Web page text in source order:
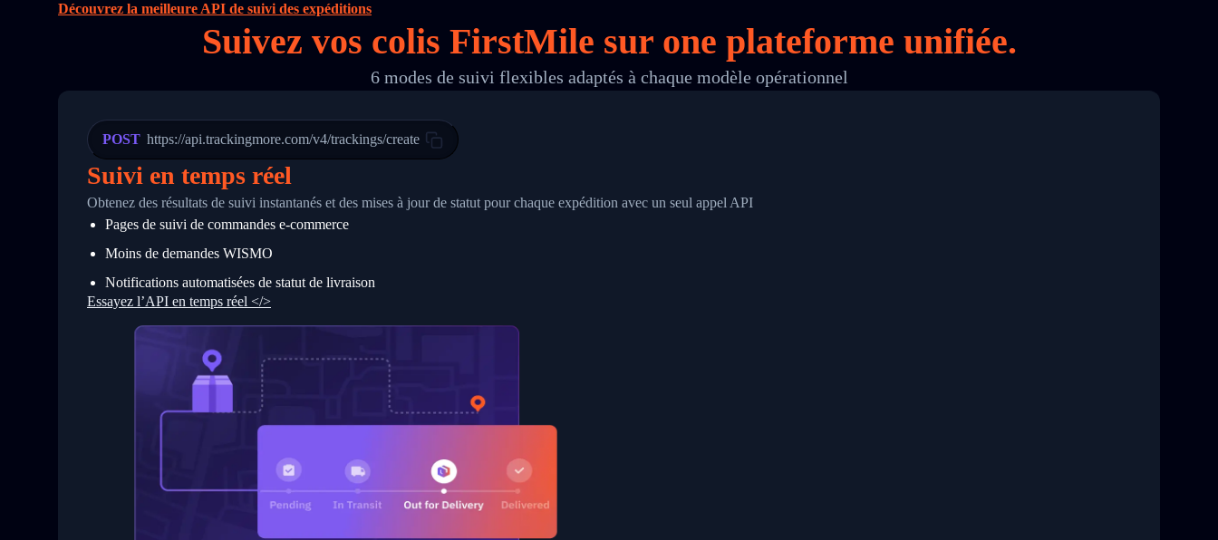
16
24
25
26
27
28
29
31
32
34
        "itemTimeLength": 2,
        "weblink": "",
        "phone": null,
            "Details": "Departed Facility in HONG KONG-HONG KONG, HONG KONG-HONG KONG,2017-03-08 04:22:00"
          },
          {
            "Date": "2017-03-06 15:28:00",
            "StatusDescription": "Shipment picked up",
            "Details": "BEIJING-CHINA,PEOPLES REPUBLIC"
          }
      }
    ]
}
Découvrez la meilleure API de suivi des expéditions
Suivez vos colis FirstMile sur one plateforme unifiée.
6 modes de suivi flexibles adaptés à chaque modèle opérationnel
POST https://api.trackingmore.com/v4/trackings/create
Suivi en temps réel
Obtenez des résultats de suivi instantanés et des mises à jour de statut pour chaque expédition avec un seul appel API
Pages de suivi de commandes e‑commerce
Moins de demandes WISMO
Notifications automatisées de statut de livraison
Essayez l’API en temps réel </>